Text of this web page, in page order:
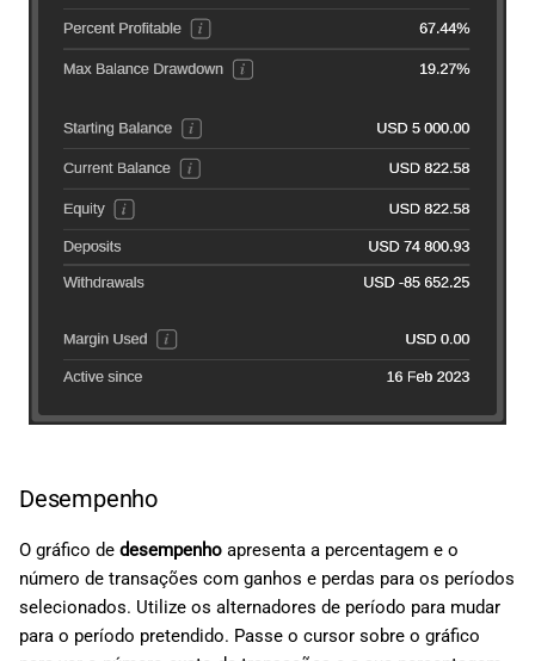
Desempenho
O gráfico de desempenho apresenta a percentagem e o
número de transações com ganhos e perdas para os períodos
selecionados. Utilize os alternadores de período para mudar
para o período pretendido. Passe o cursor sobre o gráfico